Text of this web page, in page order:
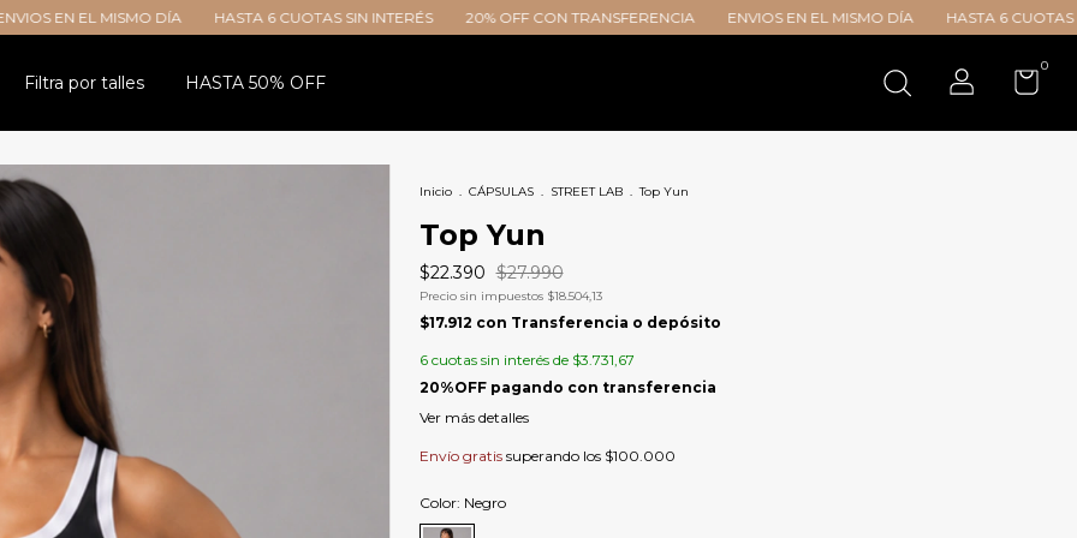
DÍA HASTA 6 CUOTAS SIN INTERÉS 20% OFF CON TRANSFERENCIA ENVIOS EN EL MISMO DÍA HASTA 6 CUOTAS SIN INTERÉS
Filtra por talles HASTA 50% OFF
0
Inicio . CÁPSULAS . STREET LAB . Top Yun
Top Yun
$22.390 $27.990
Precio sin impuestos $18.504,13
$17.912 con Transferencia o depósito
6 cuotas sin interés de $3.731,67
Ver más detalles
Envío gratis superando los $100.000
Color: Negro